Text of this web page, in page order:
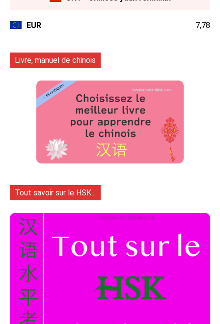
EUR 7,78
Livre, manuel de chinois
Tout savoir sur le HSK...